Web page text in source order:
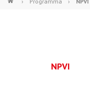
NPVI